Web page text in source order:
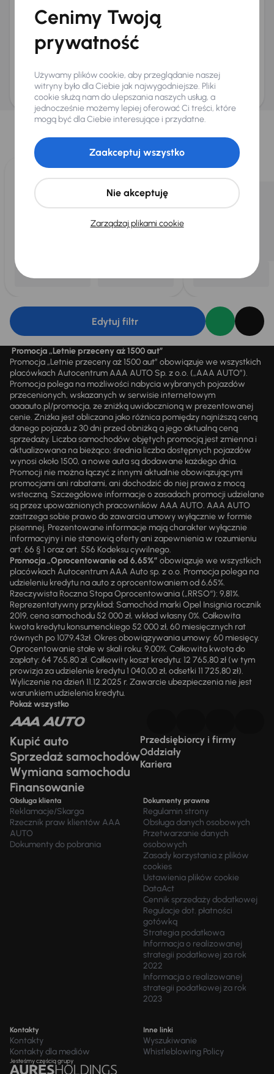
Na numer telefonu (opcjonalnie)
Wyślij zapytanie
ani zagwarantowaną dostępnością pojazdu. AURES Holdings a.s., z siedzibą
Dopraváků 874/15, Čimice, 184 00 Praga 8, będzie przechowywać i przetwarzać
Twoje dane osobowe zgodnie z zasadami ochrony i przetwarzaniadanych
osobowych
Wybraliśmy dla Ciebie
Wybieramy dla Ciebienajlepsze pojazdyz naszej oferty. Kupimy
dla Ciebiedo 400 pojazdówkażdego dnia.
Edytuj filtr
Promocja „Letnie przeceny aż 1500 aut”
Promocja „Letnie przeceny aż 1500 aut” obowiązuje we wszystkich
placówkach Autocentrum AAA AUTO Sp. z o.o. („AAA AUTO”).
Promocja polega na możliwości nabycia wybranych pojazdów
przecenionych, wskazanych w serwisie internetowym
aaaauto.pl/promocja, ze zniżką uwidocznioną w prezentowanej
cenie. Zniżka jest obliczana jako różnica pomiędzy najniższą ceną
danego pojazdu z 30 dni przed obniżką a jego aktualną ceną
sprzedaży. Liczba samochodów objętych promocją jest zmienna i
aktualizowana na bieżąco; średnia liczba dostępnych pojazdów
wynosi około 1500, a nowe auta są dodawane każdego dnia.
Promocji nie można łączyć z innymi aktualnie obowiązującymi
promocjami ani rabatami, ani dochodzić do niej prawa z mocą
wsteczną. Szczegółowe informacje o zasadach promocji udzielane
są przez upoważnionych pracowników AAA AUTO. AAA AUTO
zastrzega sobie prawo do zawarcia umowy wyłącznie w formie
pisemnej. Prezentowane informacje mają charakter wyłącznie
informacyjny i nie stanowią oferty ani zapewnienia w rozumieniu
art. 66 § 1 oraz art. 556 Kodeksu cywilnego.
Promocja „Oprocentowanie od 6,65%” obowiązuje we wszystkich
placówkach Autocentrum AAA Auto sp. z o.o. Promocja polega na
udzieleniu kredytu na auto z oprocentowaniem od 6,65%.
Rzeczywista Roczna Stopa Oprocentowania („RRSO“): 9,81%.
Reprezentatywny przykład: Samochód marki Opel Insignia rocznik
2019, cena samochodu 52 000 zł, wkład własny 0%. Całkowita
kwota kredytu konsumenckiego 52 000 zł, 60 miesięcznych rat
równych po 1079,43zł. Okres obowiązywania umowy: 60 miesięcy.
Oprocentowanie stałe w skali roku: 9,00%. Całkowita kwota do
zapłaty: 64 765,80 zł. Całkowity koszt kredytu: 12 765,80 zł (w tym
prowizja za udzielenie kredytu 1 040,00 zł, odsetki 11 725,80 zł).
Wyliczenie na dzień 11.12.2025 r. Zawarcie ubezpieczenia nie jest
warunkiem udzielenia kredytu.
Pokaż wszystko
Kupić auto
Sprzedaż samochodów
Wymiana samochodu
Finansowanie
Przedsiębiorcy i firmy
Oddziały
Kariera
Obsługa klienta
Reklamacje/Skarga
Rzecznik praw klientów AAA
AUTO
Dokumenty do pobrania
Dokumenty prawne
Regulamin strony
Obsługa danych osobowych
Przetwarzanie danych
osobowych
Zasady korzystania z plików
cookies
Ustawienia plików cookie
DataAct
Cennik sprzedaży dodatkowej
Regulacje dot. płatności
gotówką
Strategia podatkowa
Informacja o realizowanej
strategii podatkowej za rok
2022
Informacja o realizowanej
strategii podatkowej za rok
2023
Kontakty
Kontakty
Kontakty dla mediów
Inne linki
Wyszukiwanie
Whistleblowing Policy
Jesteśmy częścią grupy
Cenimy Twoją
prywatność
Używamy plików cookie, aby przeglądanie naszej
witryny było dla Ciebie jak najwygodniejsze. Pliki
cookie służą nam do ulepszania naszych usług, a
jednocześnie możemy lepiej oferować Ci treści, które
mogą być dla Ciebie interesujące i przydatne.
Zarządzaj plikami cookie
Nie akceptuję
Zaakceptuj wszystko